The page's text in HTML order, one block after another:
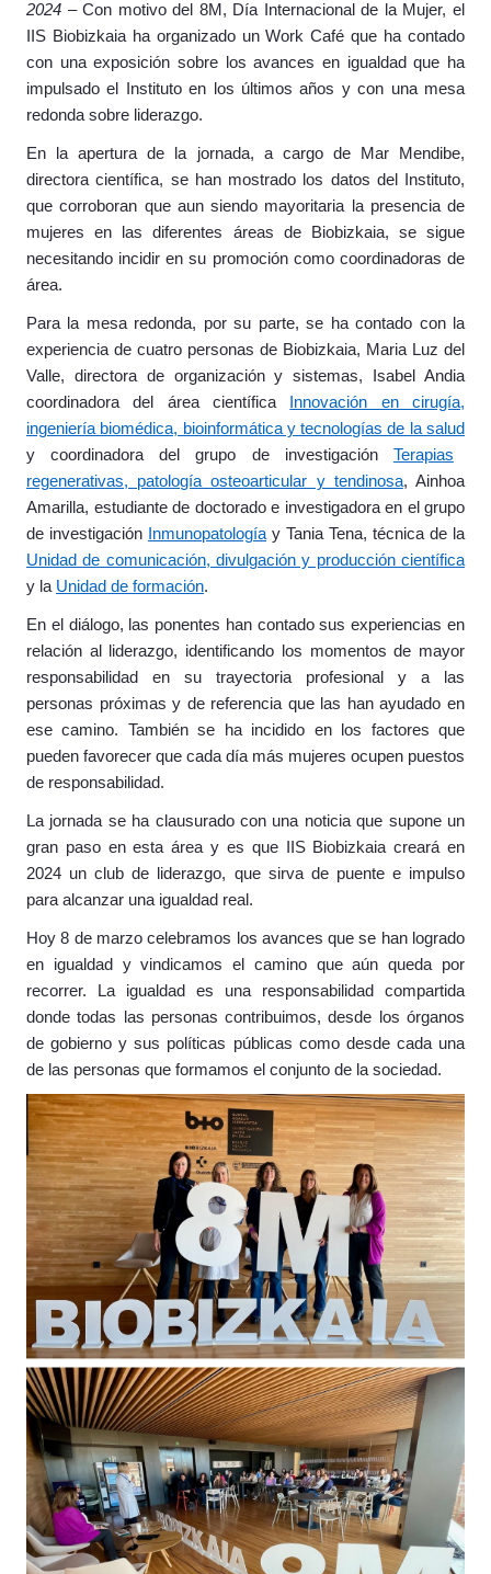
2024 – Con motivo del 8M, Día Internacional de la Mujer, el
IIS Biobizkaia ha organizado un Work Café que ha contado
con una exposición sobre los avances en igualdad que ha
impulsado el Instituto en los últimos años y con una mesa
redonda sobre liderazgo.
En la apertura de la jornada, a cargo de Mar Mendibe,
directora científica, se han mostrado los datos del Instituto,
que corroboran que aun siendo mayoritaria la presencia de
mujeres en las diferentes áreas de Biobizkaia, se sigue
necesitando incidir en su promoción como coordinadoras de
área.
Para la mesa redonda, por su parte, se ha contado con la
experiencia de cuatro personas de Biobizkaia, Maria Luz del
Valle, directora de organización y sistemas, Isabel Andia
coordinadora del área científica
Innovación en cirugía,
ingeniería biomédica, bioinformática y tecnologías de la salud
y coordinadora del grupo de investigación
Terapias
regenerativas, patología osteoarticular y tendinosa, Ainhoa
Amarilla, estudiante de doctorado e investigadora en el grupo
de investigación
Inmunopatología y Tania Tena, técnica de la
Unidad de comunicación, divulgación y producción científica
y la Unidad de formación.
En el diálogo, las ponentes han contado sus experiencias en
relación al liderazgo, identificando los momentos de mayor
responsabilidad en su trayectoria profesional y a las
personas próximas y de referencia que las han ayudado en
ese camino. También se ha incidido en los factores que
pueden favorecer que cada día más mujeres ocupen puestos
de responsabilidad.
La jornada se ha clausurado con una noticia que supone un
gran paso en esta área y es que IIS Biobizkaia creará en
2024 un club de liderazgo, que sirva de puente e impulso
para alcanzar una igualdad real.
Hoy 8 de marzo celebramos los avances que se han logrado
en igualdad y vindicamos el camino que aún queda por
recorrer. La igualdad es una responsabilidad compartida
donde todas las personas contribuimos, desde los órganos
de gobierno y sus políticas públicas como desde cada una
de las personas que formamos el conjunto de la sociedad.